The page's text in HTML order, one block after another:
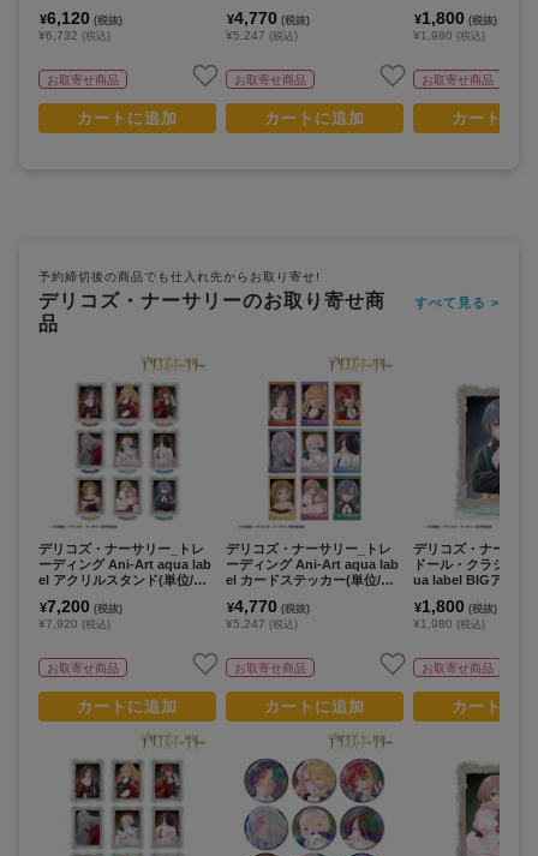
ク入り】
¥6,120 (税抜)
¥6,732 (税込)
お取寄せ商品
カートに追加
ック入り】
¥4,770 (税抜)
¥5,247 (税込)
お取寄せ商品
カートに追加
¥1,800 (税抜)
¥1,980 (税込)
お取寄せ商品
カートに
予約締切後の商品でも仕入れ先からお取り寄せ!
デリコズ・ナーサリーのお取り寄せ商
品
すべて見る >
デリコズ・ナーサリー_トレ
ーディング Ani-Art aqua lab
el アクリルスタンド(単位/コ
ック入り】
¥7,200 (税抜)
¥7,920 (税込)
お取寄せ商品
カートに追加
デリコズ・ナーサリー_トレ
ーディング Ani-Art aqua lab
el カードステッカー(単位/コ
ック入り】
¥4,770 (税抜)
¥5,247 (税込)
お取寄せ商品
カートに追加
デリコズ・ナーサリ
ドール・クラシコ
ua label BIGアクリ
¥1,800 (税抜)
¥1,980 (税込)
お取寄せ商品
カートに